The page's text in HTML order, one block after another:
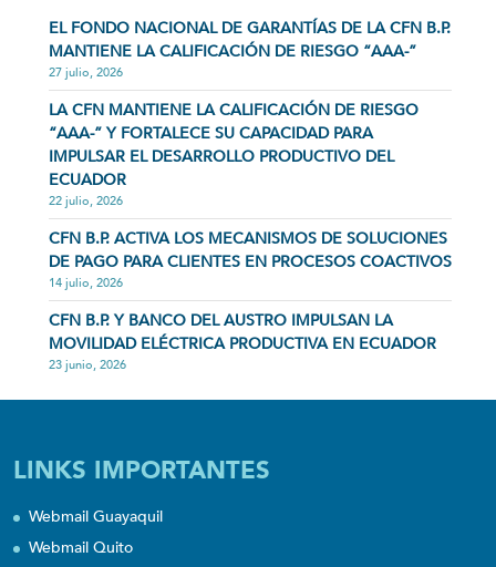
EL FONDO NACIONAL DE GARANTÍAS DE LA CFN B.P.
MANTIENE LA CALIFICACIÓN DE RIESGO “AAA-”
27 julio, 2026
LA CFN MANTIENE LA CALIFICACIÓN DE RIESGO
“AAA-” Y FORTALECE SU CAPACIDAD PARA
IMPULSAR EL DESARROLLO PRODUCTIVO DEL
ECUADOR
22 julio, 2026
CFN B.P. ACTIVA LOS MECANISMOS DE SOLUCIONES
DE PAGO PARA CLIENTES EN PROCESOS COACTIVOS
14 julio, 2026
CFN B.P. Y BANCO DEL AUSTRO IMPULSAN LA
MOVILIDAD ELÉCTRICA PRODUCTIVA EN ECUADOR
23 junio, 2026
LINKS IMPORTANTES
Webmail Guayaquil
Webmail Quito